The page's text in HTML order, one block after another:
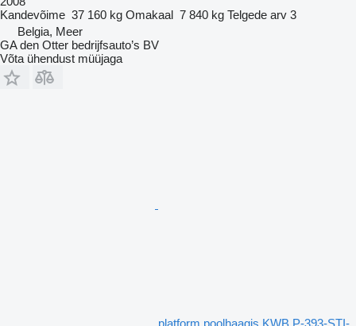
Kandevõime 37 160 kg Omakaal 7 840 kg Telgede arv 3
Belgia, Meer
GA den Otter bedrijfsauto’s BV
Võta ühendust müüjaga
platform poolhaagis KWB P-393-STI-